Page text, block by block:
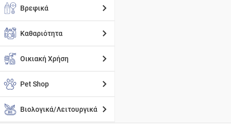
Βρεφικά
Καθαριότητα
Οικιακή Χρήση
Pet Shop
Βιολογικά/Λειτουργικά